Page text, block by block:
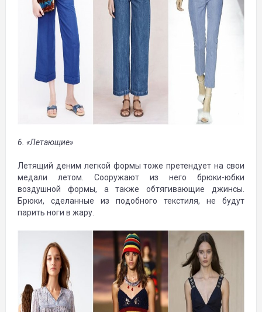
6. «Летающие»
Летящий деним легкой формы тоже претендует на свои
медали летом. Сооружают из него брюки-юбки
воздушной формы, а также обтягивающие джинсы.
Брюки, сделанные из подобного текстиля, не будут
парить ноги в жару.